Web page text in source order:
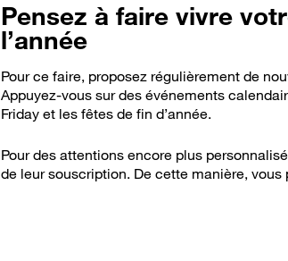
Pensez à faire vivre
l’année
Pour ce faire, proposez régulièrement de
Appuyez-vous sur des événements
Friday et les fêtes de fin d’année.
Pour des attentions encore plus
de leur souscription. De cette manière,